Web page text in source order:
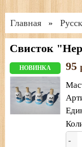
Главная »
Свисток
НОВИНКА 95
-